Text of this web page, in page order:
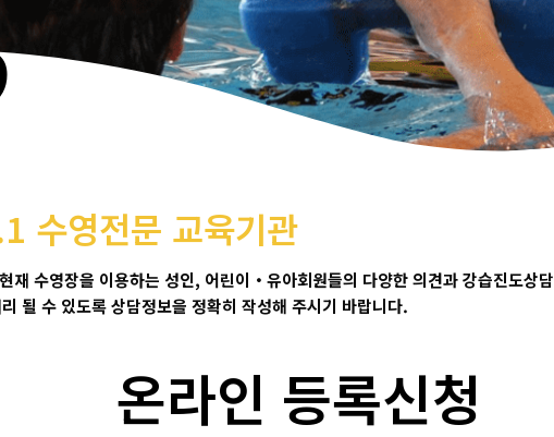
수영전문 교육기관
재 수영장을 이용하는 성인, 어린이 ・ 유아회원들의 다양한 의견과 강습진도상담
될 수 있도록 상담정보을 정확히 작성해 주시기 바랍니다.
온라인 등록신청